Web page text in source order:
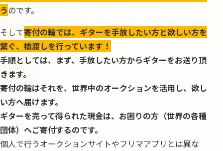
うのです。
そして寄付の輪では、ギターを手放したい方と欲しい方を
繋ぐ、橋渡しを行っています！
手順としては、まず、手放したい方からギターをお送り頂
きます。
寄付の輪はそれを、世界中のオークションを活用し、欲し
い方へ届けます。
ギターを売って得られた現金は、お困りの方（世界の各種
団体）へご寄付するのです。
個人で行うオークションサイトやフリマアプリとは異な